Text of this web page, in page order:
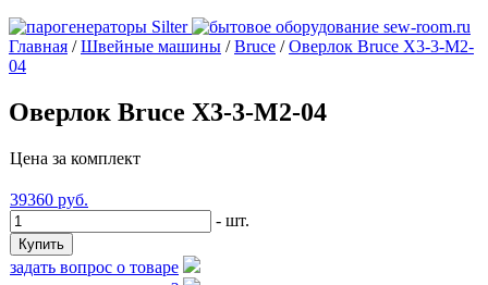
Главная /Швейные машины /Bruce /Оверлок Bruce X3-3-M2-
04
Оверлок Bruce X3-3-M2-04
Цена за комплект
39360 руб.
- шт.
задать вопрос о товаре